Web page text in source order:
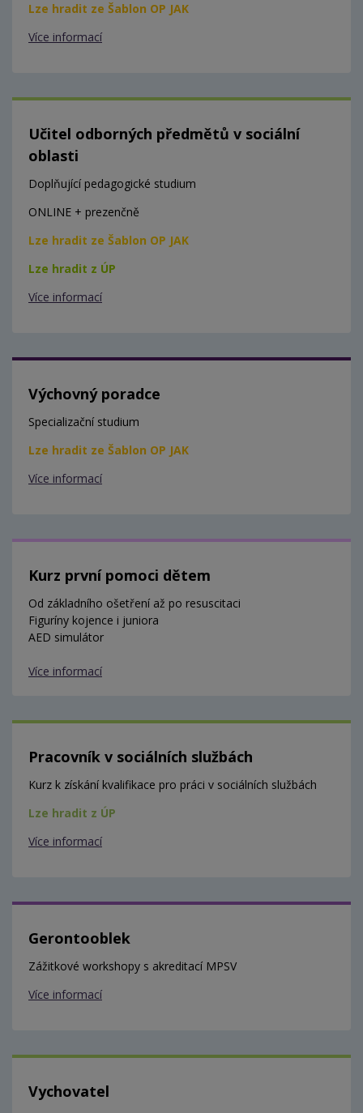
Lze hradit ze Šablon OP JAK
Více informací
Učitel odborných předmětů v sociální
oblasti
Doplňující pedagogické studium
ONLINE + prezenčně
Lze hradit ze Šablon OP JAK
Lze hradit z ÚP
Více informací
Výchovný poradce
Specializační studium
Lze hradit ze Šablon OP JAK
Více informací
Kurz první pomoci dětem
Od základního ošetření až po resuscitaci
Figuríny kojence i juniora
AED simulátor
Více informací
Pracovník v sociálních službách
Kurz k získání kvalifikace pro práci v sociálních službách
Lze hradit z ÚP
Více informací
Gerontooblek
Zážitkové workshopy s akreditací MPSV
Více informací
Vychovatel